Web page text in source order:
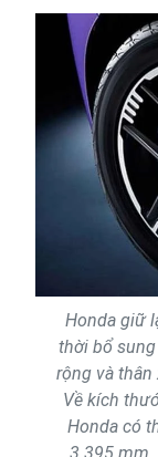
Honda giữ
thời bổ
rộng và thân
Về kích
Honda có